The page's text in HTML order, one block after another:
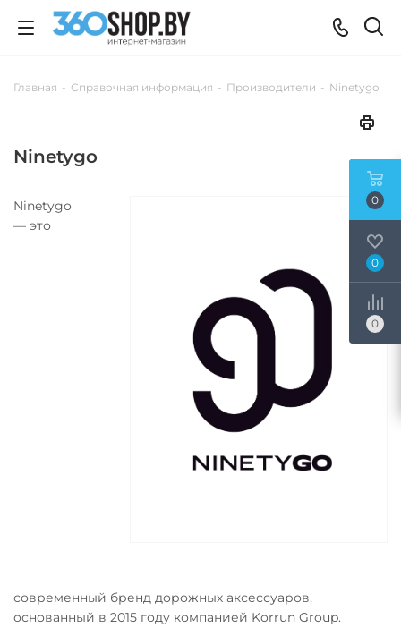
Главная - Справочная информация - Производители - Ninetygo
Ninetygo
Ninetygo
— это
современный бренд дорожных аксессуаров,
основанный в 2015 году компанией Korrun Group.
0
0
0